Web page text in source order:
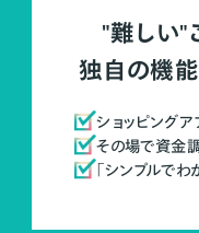
"難しい"
独自の機
ショッピングア
その場で資金調
「シンプルで